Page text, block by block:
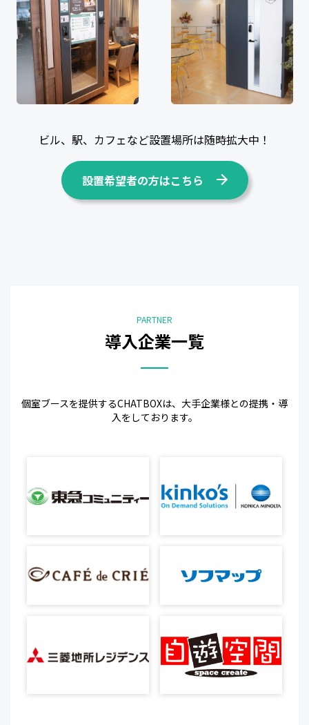
ビル、駅、カフェなど設置場所は随時拡大中！
設置希望者の方はこちら
PARTNER
導入企業一覧
個室ブースを提供するCHATBOXは、大手企業様との提携・導
入をしております。